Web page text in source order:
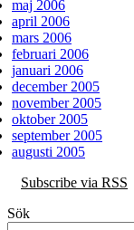
maj 2006
april 2006
mars 2006
februari 2006
januari 2006
december 2005
november 2005
oktober 2005
september 2005
augusti 2005
Subscribe via RSS
Sök